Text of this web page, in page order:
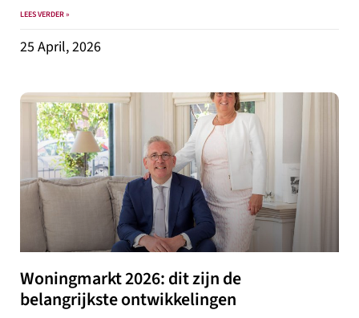
LEES VERDER »
25 April, 2026
Woningmarkt 2026: dit zijn de
belangrijkste ontwikkelingen